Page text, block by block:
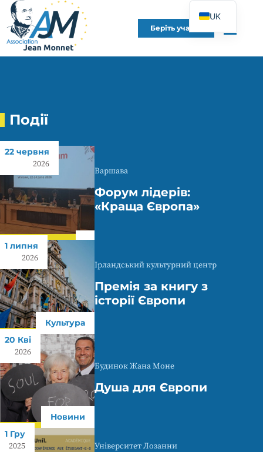
Беріть участь
Події
22 червня
2026
Варшава
Форум лідерів:
«Краща Європа»
1 липня
2026
Культура
Ірландський культурний центр
Премія за книгу з
історії Європи
20 Кві
2026
Новини
Будинок Жана Моне
Душа для Європи
1 Гру
2025
Університет Лозанни
UK
FR
EN